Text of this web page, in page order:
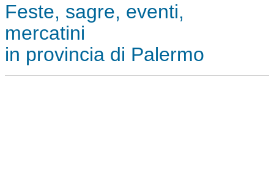
Feste, sagre, eventi,
mercatini
in provincia di Palermo